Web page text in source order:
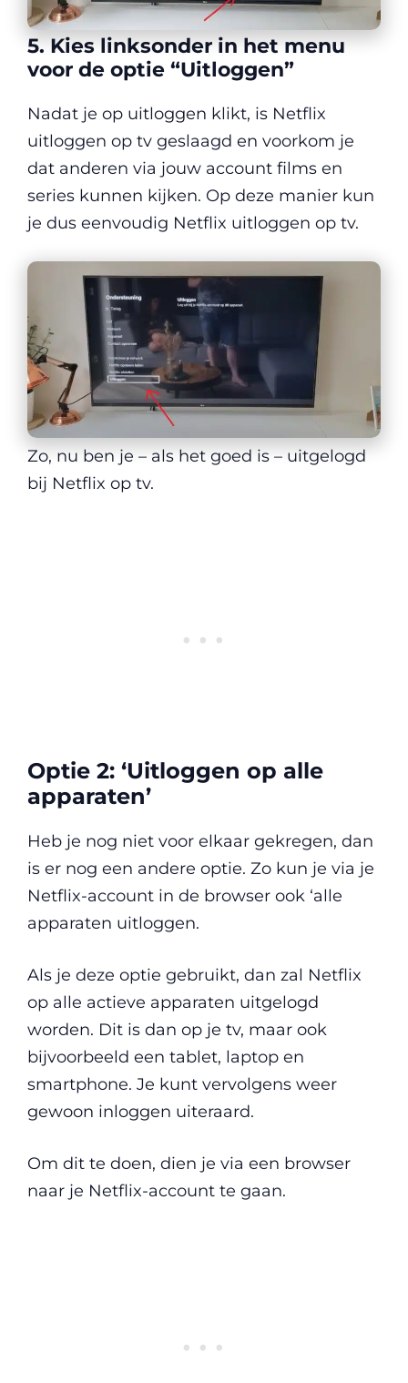
5. Kies linksonder in het menu
voor de optie “Uitloggen”
Nadat je op uitloggen klikt, is Netflix
uitloggen op tv geslaagd en voorkom je
dat anderen via jouw account films en
series kunnen kijken. Op deze manier kun
je dus eenvoudig Netflix uitloggen op tv.
Zo, nu ben je – als het goed is – uitgelogd
bij Netflix op tv.
Optie 2: ‘Uitloggen op alle
apparaten’
Heb je nog niet voor elkaar gekregen, dan
is er nog een andere optie. Zo kun je via je
Netflix-account in de browser ook ‘alle
apparaten uitloggen.
Als je deze optie gebruikt, dan zal Netflix
op alle actieve apparaten uitgelogd
worden. Dit is dan op je tv, maar ook
bijvoorbeeld een tablet, laptop en
smartphone. Je kunt vervolgens weer
gewoon inloggen uiteraard.
Om dit te doen, dien je via een browser
naar je Netflix-account te gaan.